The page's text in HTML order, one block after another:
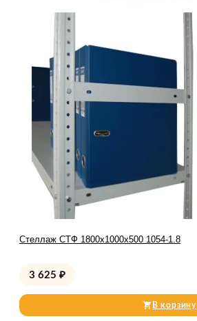
Стеллаж СТФ 1800x1000x500 1054-1.8
3 625 ₽
В корзину